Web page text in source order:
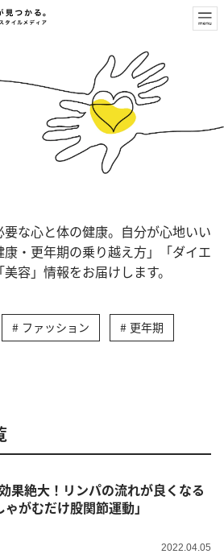
な心と体の健康。自分が心地いい
・更年期の乗り越え方」「ダイエ
容」情報をお届けします。
ファッション 更年期
果絶大！リンパの流れが良くなる
ゃがむだけ股関節運動」
2022.04.05